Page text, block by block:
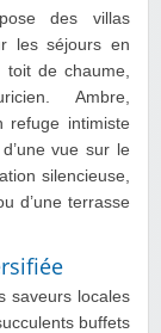
des villas
les séjours en
de chaume,
Ambre,
refuge intimiste
vue sur le
silencieuse,
d’une terrasse
saveurs locales
buffets